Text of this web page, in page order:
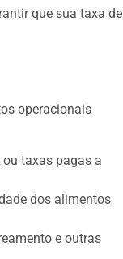
que sua taxa de
operacionais
taxas pagas a
dos alimentos
e outras